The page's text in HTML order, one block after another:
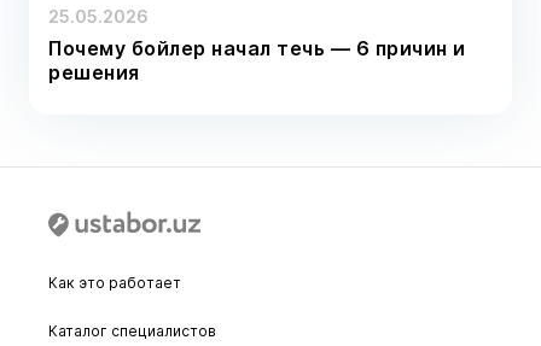
25.05.2026
Почему бойлер начал течь — 6 причин и
решения
Как это работает
Каталог специалистов